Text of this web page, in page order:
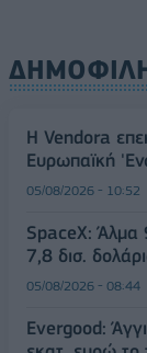
Η Vendora
Ευρωπαϊκή
05/08/2026 - 10:52
SpaceX: Άλμα
7,8 δισ.
05/08/2026 - 08:44
Evergood: